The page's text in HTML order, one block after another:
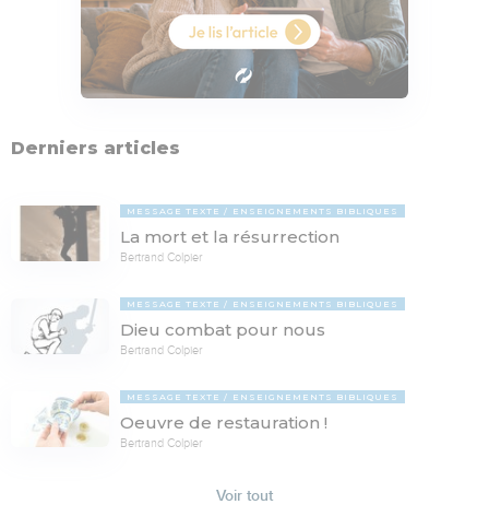
Derniers articles
MESSAGE TEXTE ENSEIGNEMENTS BIBLIQUES
La mort et la résurrection
Bertrand Colpier
MESSAGE TEXTE ENSEIGNEMENTS BIBLIQUES
Dieu combat pour nous
Bertrand Colpier
MESSAGE TEXTE ENSEIGNEMENTS BIBLIQUES
Oeuvre de restauration !
Bertrand Colpier
Voir tout